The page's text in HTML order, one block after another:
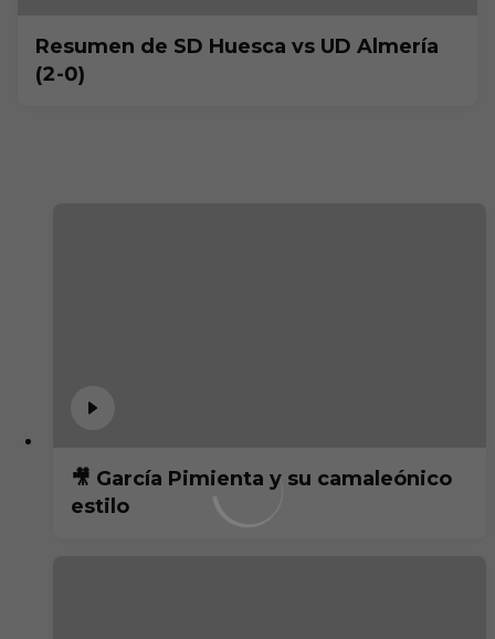
Resumen de SD Huesca vs UD Almería
(2-0)
🎥 García Pimienta y su camaleónico
estilo